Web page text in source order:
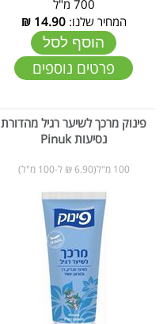
700 מ"ל
המחיר שלנו:14.90
₪
הוסף לסל
פרטים נוספים
פינוק מרכך לשיער רגיל מהדורת
נסיעות Pinuk
100 מ"ל(6.90 ₪ ל-100 מ"ל)